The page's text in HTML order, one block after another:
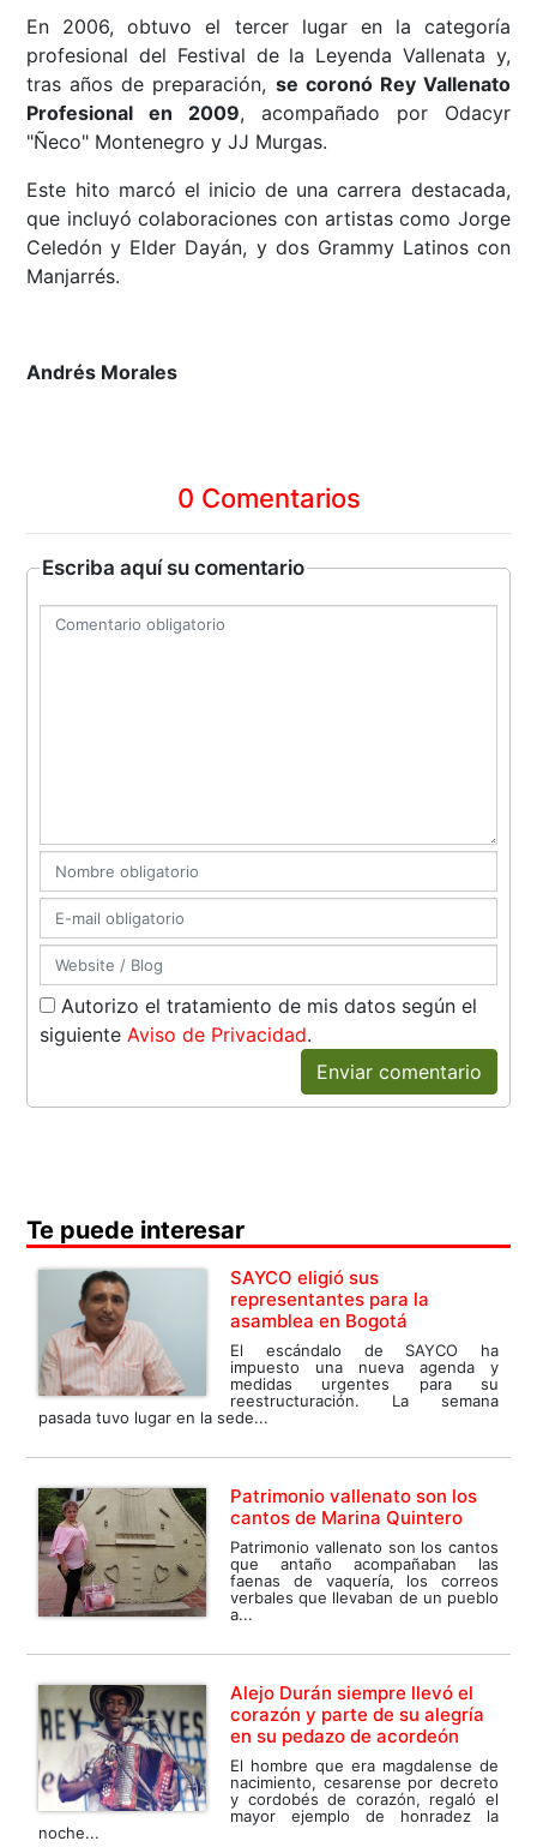
En 2006, obtuvo el tercer lugar en la categoría
profesional del Festival de la Leyenda Vallenata y,
tras años de preparación, se coronó Rey Vallenato
Profesional en 2009, acompañado por Odacyr
"Ñeco" Montenegro y JJ Murgas.
Este hito marcó el inicio de una carrera destacada,
que incluyó colaboraciones con artistas como Jorge
Celedón y Elder Dayán, y dos Grammy Latinos con
Manjarrés.
Andrés Morales
0 Comentarios
Escriba aquí su comentario
Autorizo el tratamiento de mis datos según el
siguienteAviso de Privacidad.
Enviar comentario
Te puede interesar
SAYCO eligió sus
representantes para la
asamblea en Bogotá
El escándalo de SAYCO ha
impuesto una nueva agenda y
medidas urgentes para su
reestructuración. La semana
pasada tuvo lugar en la sede...
Patrimonio vallenato son los
cantos de Marina Quintero
Patrimonio vallenato son los cantos
que antaño acompañaban las
faenas de vaquería, los correos
verbales que llevaban de un pueblo
a...
Alejo Durán siempre llevó el
corazón y parte de su alegría
en su pedazo de acordeón
El hombre que era magdalense de
nacimiento, cesarense por decreto
y cordobés de corazón, regaló el
mayor ejemplo de honradez la
noche...